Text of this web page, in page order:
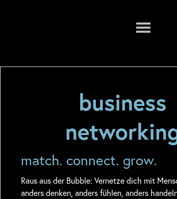
Menu
business
match. connect. grow.
Raus aus der Bubble: Vernetze dich mit
anders denken, anders fühlen, anders